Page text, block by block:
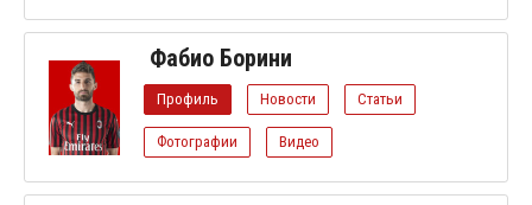
Фабио Борини
Профиль Новости Статьи
Фотографии Видео